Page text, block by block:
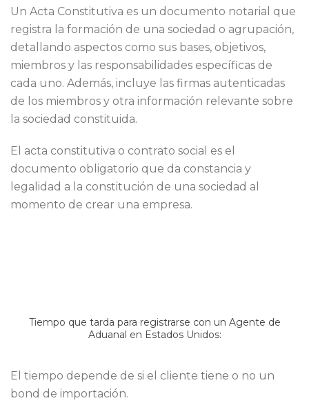
Un Acta Constitutiva es un documento notarial que
registra la formación de una sociedad o agrupación,
detallando aspectos como sus bases, objetivos,
miembros y las responsabilidades específicas de
cada uno. Además, incluye las firmas autenticadas
de los miembros y otra información relevante sobre
la sociedad constituida.
El acta constitutiva o contrato social es el
documento obligatorio que da constancia y
legalidad a la constitución de una sociedad al
momento de crear una empresa.
Tiempo que tarda para registrarse con un Agente de
Aduanal en Estados Unidos:
El tiempo depende de si el cliente tiene o no un
bond de importación.